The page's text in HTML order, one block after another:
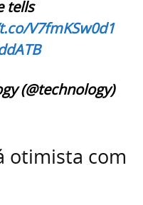
tells
V7fmKSw0d1
(@technology)
otimista com